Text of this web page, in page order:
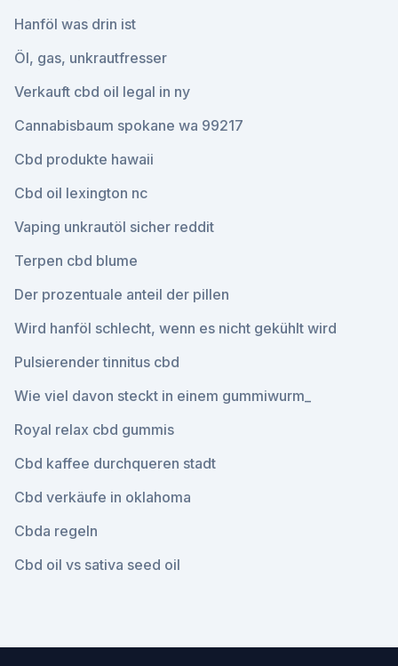
Hanföl was drin ist
Öl, gas, unkrautfresser
Verkauft cbd oil legal in ny
Cannabisbaum spokane wa 99217
Cbd produkte hawaii
Cbd oil lexington nc
Vaping unkrautöl sicher reddit
Terpen cbd blume
Der prozentuale anteil der pillen
Wird hanföl schlecht, wenn es nicht gekühlt wird
Pulsierender tinnitus cbd
Wie viel davon steckt in einem gummiwurm_
Royal relax cbd gummis
Cbd kaffee durchqueren stadt
Cbd verkäufe in oklahoma
Cbda regeln
Cbd oil vs sativa seed oil